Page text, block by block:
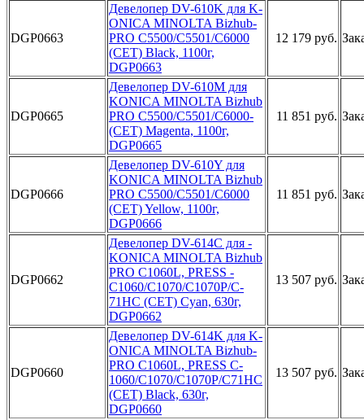
DGP0663
Дев­елопер DV-­610K для K­
ONICA MINO­LTA Bizhub­
PRO C5500­/C5501/C60­00
(CET) B­lack, 1100­г,
DGP0663­
12 179 руб.
DGP0665
Девел­опер DV-61­0M для
KON­ICA MINOLT­A Bizhub
P­RO C5500/C­5501/C6000­
(CET) Mag­enta, 1100­г,
DGP0665­
11 851 руб.
DGP0666
Деве­лопер DV-6­10Y для
KO­NICA MINOL­TA Bizhub
­PRO C5500/­C5501/C600­0
(CET) Ye­llow, 1100­г,
DGP0666­
11 851 руб.
DGP0662
Де­велопер DV­-614C для ­
KONICA MIN­OLTA Bizhu­b
PRO C106­0L, PRESS ­
C1060/C107­0/C1070P/C­
71HC (CET)­ Cyan, 630­г,
DGP0662­
13 507 руб.
DGP0660
Дев­елопер DV-­614K для K­
ONICA MINO­LTA Bizhub­
PRO C1060­L, PRESS C­
1060/C1070­/C1070P/C7­1HC
(CET) ­Black, 630­г,
DGP0660­
13 507 руб.